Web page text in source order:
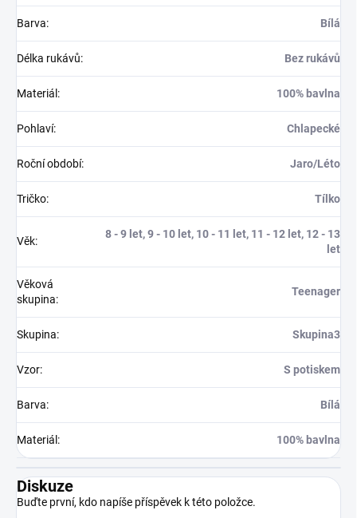
Barva: Bílá
Délka rukávů: Bez rukávů
Materiál : 100% bavlna
Pohlaví: Chlapecké
Roční období: Jaro/Léto
Tričko: Tílko
Věk:
8 - 9 let, 9 - 10 let, 10 - 11 let, 11 - 12 let, 12 - 13
let
Věková
skupina:
Teenager
Skupina: Skupina3
Vzor: S potiskem
Barva: Bílá
Materiál : 100% bavlna
Diskuze
Buďte první, kdo napíše příspěvek k této položce.